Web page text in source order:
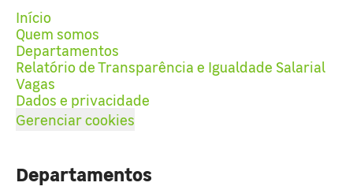
Início
Quem somos
Departamentos
Relatório de Transparência e Igualdade Salarial
Vagas
Dados e privacidade
Gerenciar cookies
Departamentos